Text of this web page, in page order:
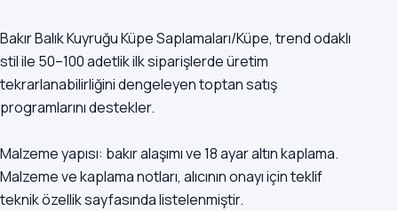
Bakır Balık Kuyruğu Küpe Saplamaları/Küpe, trend odaklı
stil ile 50–100 adetlik ilk siparişlerde üretim
tekrarlanabilirliğini dengeleyen toptan satış
programlarını destekler.
Malzeme yapısı: bakır alaşımı ve 18 ayar altın kaplama.
Malzeme ve kaplama notları, alıcının onayı için teklif
teknik özellik sayfasında listelenmiştir.